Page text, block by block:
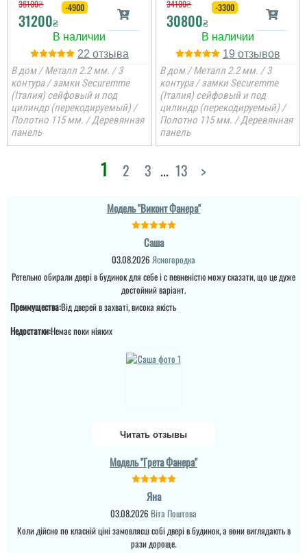
Ретельно обирали двері
в будинок для себе і с
певненістю можу
сказати, що це дуже
достойний варіант.
Руслана
Дякую за таку пораду по
дверях і за самі двері.
Ну якість просто клас,
двері просто клас, я
Ціна не мала, але якщо
виконати таке якісне
покриття на ринку , то у
вас відпадуть всі
питання по ціні та самих
Це просто двері вогонь
виконання данних
дверей , нічого більше
відпадають всі питання
які двері повинні бути в
будинок....
36100₴
31200₴
-4900
22
В дом / Металл 2.2 мм. / 3
контура / замки Securemme
(Італия) сейфовый и под
цилиндр (перекодируемый) /
Полотно 115 мм. / Деревянная
панель
34100₴
30800₴
-3300
19
В дом / Металл 2.2 мм. / 3
контура / замки Securemme
(Італия) сейфовый и под
цилиндр (перекодируемый) /
Полотно 115 мм. / Деревянная
панель
1 2 3 ... 13 >
Модель "Виконт Фанера"
Саша
03.08.2026 Ясногородка
Ретельно обирали двері в будинок для себе і с певненістю можу сказати, що це дуже
достойний варіант.
Преимущества:Від дверей в захваті, висока якість
Недостатки:Немає поки ніяких
Читать отзывы
Модель "Грета Фанера"
Яна
03.08.2026 Віта Поштова
Коли дійсно по класній ціні замовляєш собі двері в будинок, а вони виглядають в
рази дороще.